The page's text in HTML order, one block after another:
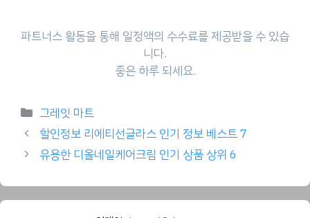
파트너스 활동을 통해 일정액의 수수료를 제공받을 수 있습
니다.
좋은 하루 되세요.
Categories
그레잇 마트
할인정보 리에티선글라스 인기 정보 베스트 7
유용한 디올네일케어크림 인기 상품 상위 6